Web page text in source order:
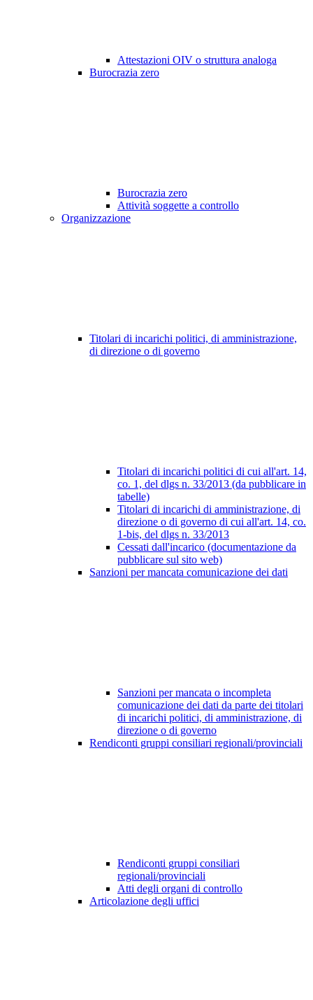
Attestazioni OIV o struttura analoga
Burocrazia zero
Burocrazia zero
Attività soggette a controllo
Organizzazione
Titolari di incarichi politici, di amministrazione,
di direzione o di governo
Titolari di incarichi politici di cui all'art. 14,
co. 1, del dlgs n. 33/2013 (da pubblicare in
tabelle)
Titolari di incarichi di amministrazione, di
direzione o di governo di cui all'art. 14, co.
1-bis, del dlgs n. 33/2013
Cessati dall'incarico (documentazione da
pubblicare sul sito web)
Sanzioni per mancata comunicazione dei dati
Sanzioni per mancata o incompleta
comunicazione dei dati da parte dei titolari
di incarichi politici, di amministrazione, di
direzione o di governo
Rendiconti gruppi consiliari regionali/provinciali
Rendiconti gruppi consiliari
regionali/provinciali
Atti degli organi di controllo
Articolazione degli uffici